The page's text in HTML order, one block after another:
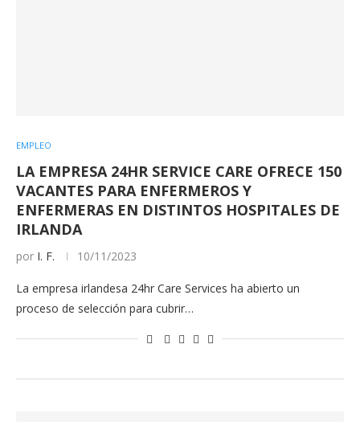
EMPLEO
LA EMPRESA 24HR SERVICE CARE OFRECE 150
VACANTES PARA ENFERMEROS Y
ENFERMERAS EN DISTINTOS HOSPITALES DE
IRLANDA
por I. F. 10/11/2023
La empresa irlandesa 24hr Care Services ha abierto un
proceso de selección para cubrir…